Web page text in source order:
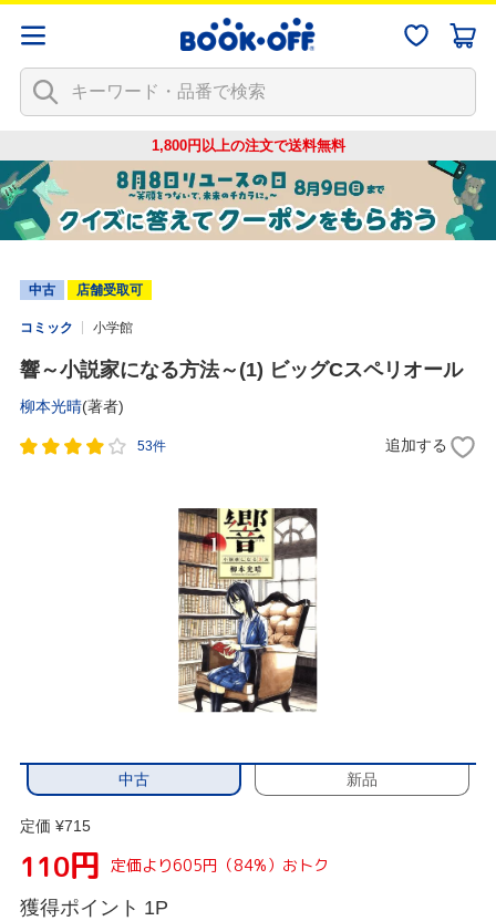
1,800円以上の注文で送料無料
中古 店舗受取可
コミック 小学館
響～小説家になる方法～(1) ビッグCスペリオール
柳本光晴(著者)
53件 追加する
中古 新品
定価 ¥715
110円 定価より605円（84%）おトク
獲得ポイント 1P